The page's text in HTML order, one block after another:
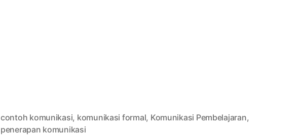
contoh komunikasi, komunikasi formal, Komunikasi Pembelajaran,
penerapan komunikasi